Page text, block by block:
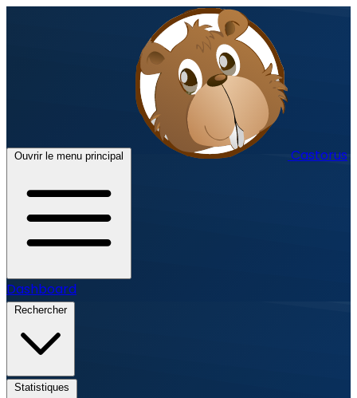
Ouvrir le menu principal Castorus
Dashboard
Rechercher
Statistiques